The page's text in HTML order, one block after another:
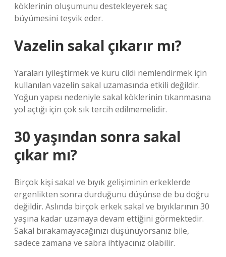
köklerinin oluşumunu destekleyerek saç
büyümesini teşvik eder.
Vazelin sakal çıkarır mı?
Yaraları iyileştirmek ve kuru cildi nemlendirmek için
kullanılan vazelin sakal uzamasında etkili değildir.
Yoğun yapısı nedeniyle sakal köklerinin tıkanmasına
yol açtığı için çok sık tercih edilmemelidir.
30 yaşından sonra sakal
çıkar mı?
Birçok kişi sakal ve bıyık gelişiminin erkeklerde
ergenlikten sonra durduğunu düşünse de bu doğru
değildir. Aslında birçok erkek sakal ve bıyıklarının 30
yaşına kadar uzamaya devam ettiğini görmektedir.
Sakal bırakamayacağınızı düşünüyorsanız bile,
sadece zamana ve sabra ihtiyacınız olabilir.